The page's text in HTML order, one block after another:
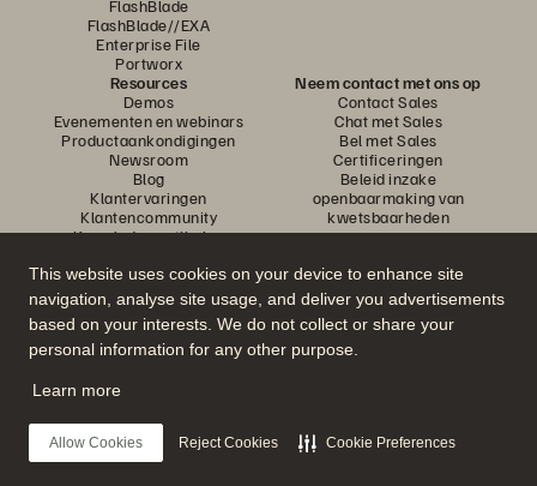
This website uses cookies on your device to enhance site
navigation, analyse site usage, and deliver you advertisements
based on your interests. We do not collect or share your
personal information for any other purpose.
Learn more
Allow Cookies Reject Cookies Cookie Preferences
FlashBlade
FlashBlade//EXA
Enterprise File
Portworx
Resources
Demos
Evenementen en webinars
Productaankondigingen
Newsroom
Blog
Klantervaringen
Klantencommunity
Knowledge-artikelen
Neem contact met ons op
Contact Sales
Chat met Sales
Bel met Sales
Certificeringen
Beleid inzake
openbaarmaking van
kwetsbaarheden
Neem deel aan het gesprek
Volg alle officiële sociale kanalen van Everpure
© 2026 Everpure, Inc. Alle rechten voorbehouden.
PrivacyAlgemene voorwaarden websiteLegalVertrouwenscentrum